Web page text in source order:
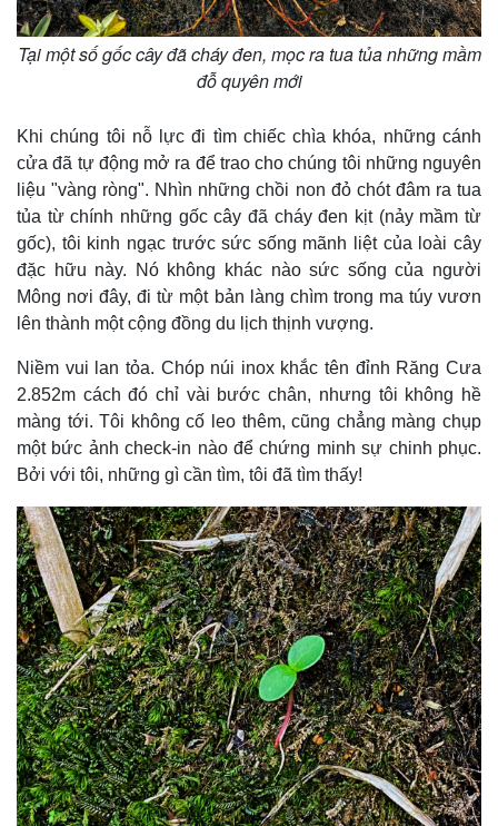
Tại một số gốc cây đã cháy đen, mọc ra tua tủa những mầm
đỗ quyên mới
Khi chúng tôi nỗ lực đi tìm chiếc chìa khóa, những cánh
cửa đã tự động mở ra để trao cho chúng tôi những nguyên
liệu "vàng ròng". Nhìn những chồi non đỏ chót đâm ra tua
tủa từ chính những gốc cây đã cháy đen kịt (nảy mầm từ
gốc), tôi kinh ngạc trước sức sống mãnh liệt của loài cây
đặc hữu này. Nó không khác nào sức sống của người
Mông nơi đây, đi từ một bản làng chìm trong ma túy vươn
lên thành một cộng đồng du lịch thịnh vượng.
Niềm vui lan tỏa. Chóp núi inox khắc tên đỉnh Răng Cưa
2.852m cách đó chỉ vài bước chân, nhưng tôi không hề
màng tới. Tôi không cố leo thêm, cũng chẳng màng chụp
một bức ảnh check-in nào để chứng minh sự chinh phục.
Bởi với tôi, những gì cần tìm, tôi đã tìm thấy!